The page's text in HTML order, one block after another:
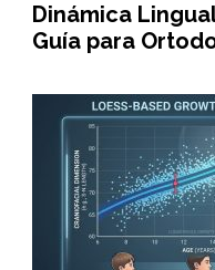
Dinámica
Guía para